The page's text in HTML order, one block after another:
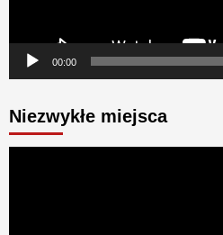
00:00
Niezwykłe miejsca